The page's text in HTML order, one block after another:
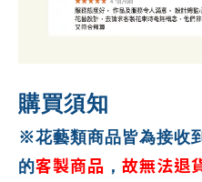
購買須知
※花藝類商品皆為接收
的客製商品 ， 故無法退